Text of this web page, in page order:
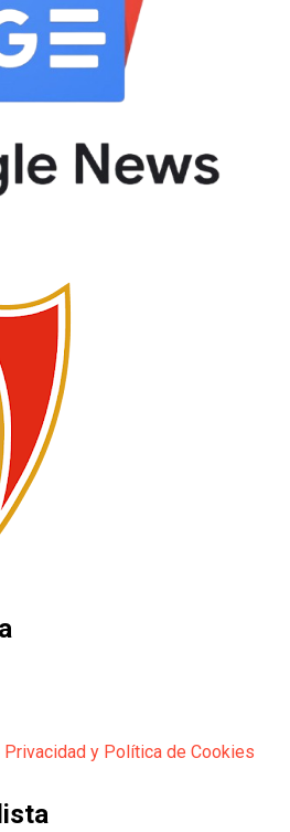
y Política de Cookies